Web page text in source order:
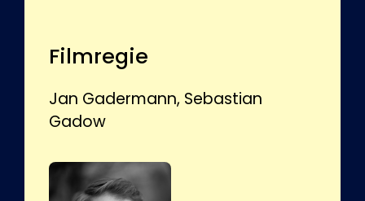
Filmregie
Jan Gadermann, Sebastian
Gadow